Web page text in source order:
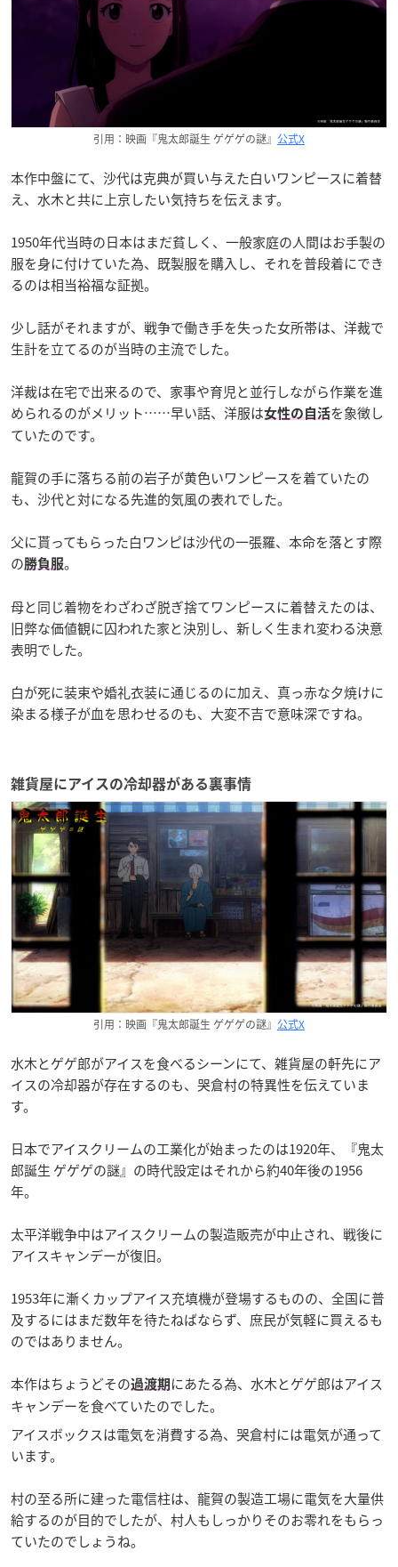
引用：映画『鬼太郎誕生 ゲゲゲの謎』 公式X
本作中盤にて、沙代は克典が買い与えた白いワンピースに着替
え、水木と共に上京したい気持ちを伝えます。
1950年代当時の日本はまだ貧しく、一般家庭の人間はお手製の
服を身に付けていた為、既製服を購入し、それを普段着にでき
るのは相当裕福な証拠。
少し話がそれますが、戦争で働き手を失った女所帯は、洋裁で
生計を立てるのが当時の主流でした。
洋裁は在宅で出来るので、家事や育児と並行しながら作業を進
められるのがメリット……早い話、洋服は女性の自活を象徴し
ていたのです。
龍賀の手に落ちる前の岩子が黄色いワンピースを着ていたの
も、沙代と対になる先進的気風の表れでした。
父に貰ってもらった白ワンピは沙代の一張羅、本命を落とす際
の勝負服。
母と同じ着物をわざわざ脱ぎ捨てワンピースに着替えたのは、
旧弊な価値観に囚われた家と決別し、新しく生まれ変わる決意
表明でした。
白が死に装束や婚礼衣装に通じるのに加え、真っ赤な夕焼けに
染まる様子が血を思わせるのも、大変不吉で意味深ですね。
雑貨屋にアイスの冷却器がある裏事情
引用：映画『鬼太郎誕生 ゲゲゲの謎』 公式X
水木とゲゲ郎がアイスを食べるシーンにて、雑貨屋の軒先にア
イスの冷却器が存在するのも、哭倉村の特異性を伝えていま
す。
日本でアイスクリームの工業化が始まったのは1920年、『鬼太
郎誕生 ゲゲゲの謎』の時代設定はそれから約40年後の1956
年。
太平洋戦争中はアイスクリームの製造販売が中止され、戦後に
アイスキャンデーが復旧。
1953年に漸くカップアイス充填機が登場するものの、全国に普
及するにはまだ数年を待たねばならず、庶民が気軽に買えるも
のではありません。
本作はちょうどその過渡期 にあたる為、水木とゲゲ郎はアイス
キャンデーを食べていたのでした。
アイスボックスは電気を消費する為、哭倉村には電気が通って
います。
村の至る所に建った電信柱は、龍賀の製造工場に電気を大量供
給するのが目的でしたが、村人もしっかりそのお零れをもらっ
ていたのでしょうね。